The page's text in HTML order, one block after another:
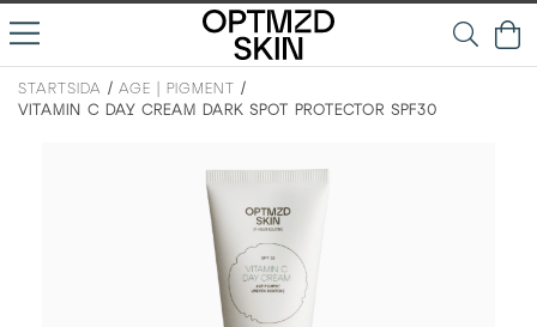
STARTSIDA / AGE | PIGMENT
/
VITAMIN C DAY CREAM DARK SPOT PROTECTOR SPF30